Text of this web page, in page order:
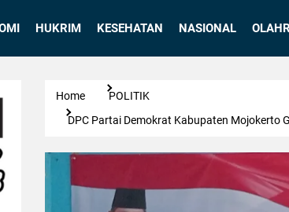
HUKRIM KESEHATAN NASIONAL
Home
POLITIK
DPC Partai Demokrat Kabupaten Mojokerto